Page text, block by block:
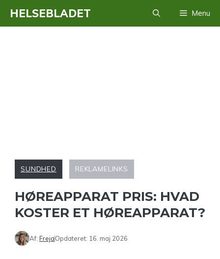
HELSEBLADET Menu
SUNDHED REKLAMELINKS
HØREAPPARAT PRIS: HVAD
KOSTER ET HØREAPPARAT?
Af: FrejaOpdateret: 16. maj 2026